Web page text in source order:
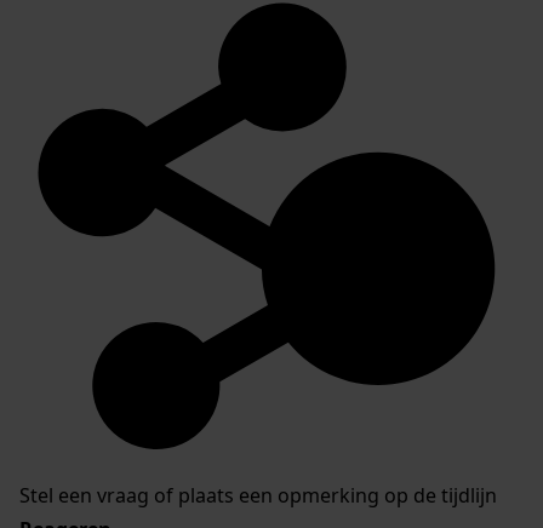
Stel een vraag of plaats een opmerking op de tijdlijn